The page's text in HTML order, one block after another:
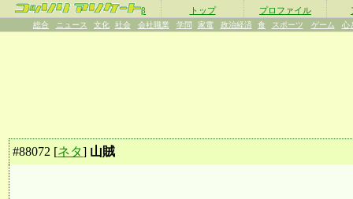
β トップ プロファイル
総合 ニュース 文化 社会 会社職業 学問 家電 政治経済 食 スポーツ ゲーム 心
#88072 [ネタ] 山賊